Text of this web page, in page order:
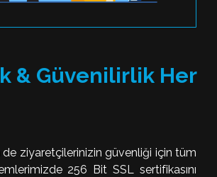
& Güvenilirlik Her
de ziyaretçilerinizin güvenliği için tüm
256 Bit SSL sertifikasını